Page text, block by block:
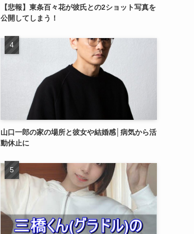
【悲報】東条百々花が彼氏との2ショット写真を
公開してしまう！
山口一郎の家の場所と彼女や結婚感│病気から活
動休止に